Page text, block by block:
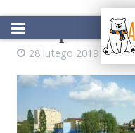
Start
Oferta
Atrakcje w okolicy
1024px-
28 lutego 2019